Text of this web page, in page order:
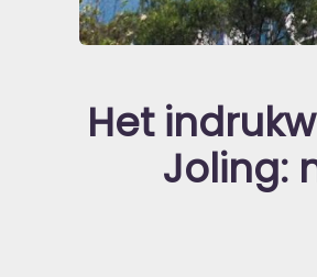
Het
Joling: